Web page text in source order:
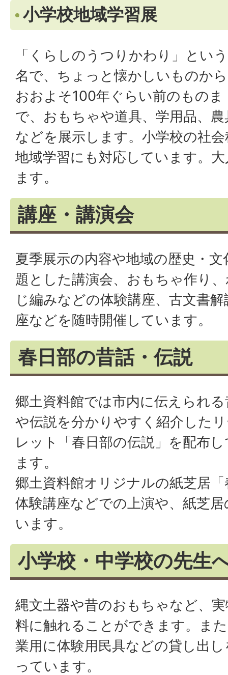
小学校地域学習展
「くらしのうつりかわり」とい
名で、ちょっと懐かしいものか
おおよそ100年ぐらい前のものま
で、おもちゃや道具、学用品、農
などを展示します。小学校の社会
地域学習にも対応しています。
ます。
講座・講演会
夏季展示の内容や地域の歴史・文
題とした講演会、おもちゃ作り
じ編みなどの体験講座、古文書解
座などを随時開催しています。
春日部の昔話・伝説
郷土資料館では市内に伝えられ
や伝説を分かりやすく紹介した
レット「春日部の伝説」を配布
ます。
郷土資料館オリジナルの紙芝居
体験講座などでの上演や、紙芝
います。
小学校・中学校の先生
縄文土器や昔のおもちゃなど、
料に触れることができます。ま
業用に体験用民具などの貸し出
っています。